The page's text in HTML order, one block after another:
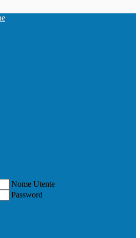
Nome Utente
Password